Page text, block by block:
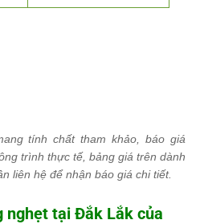
tính chất tham khảo, báo giá
trình thực tế, bảng giá trên dành
liên hệ để nhận báo giá chi tiết.
nghẹt tại Đắk Lắk của